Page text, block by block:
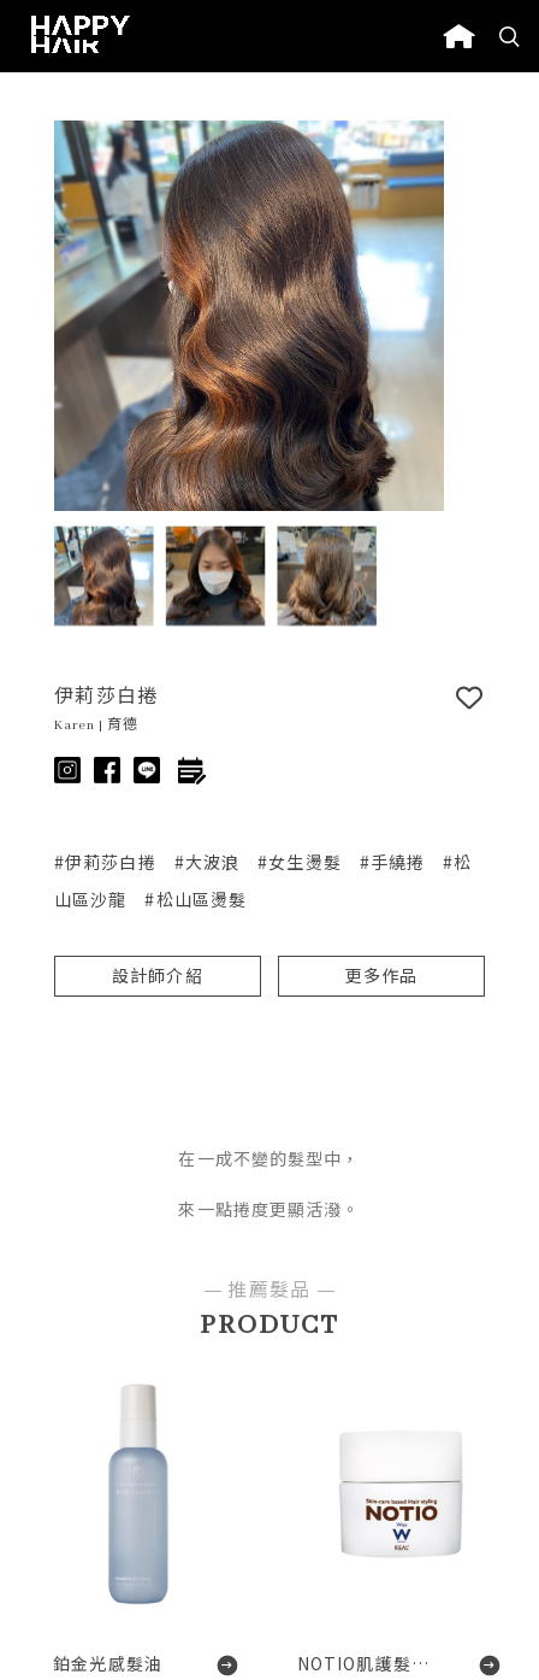
伊莉莎白捲
Karen | 育德
#伊莉莎白捲 #大波浪 #女生燙髮 #手繞捲
#松
山區沙龍
#松山區燙髮
設計師介紹 更多作品
在一成不變的髮型中，
來一點捲度更顯活潑。
PRODUCT
推薦髮品
鉑金光感髮油 NOTIO肌護髮蠟W